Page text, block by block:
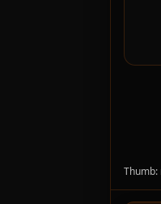
Thumb: